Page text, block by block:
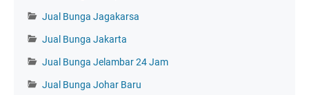
Jual Bunga Jagakarsa
Jual Bunga Jakarta
Jual Bunga Jelambar 24 Jam
Jual Bunga Johar Baru